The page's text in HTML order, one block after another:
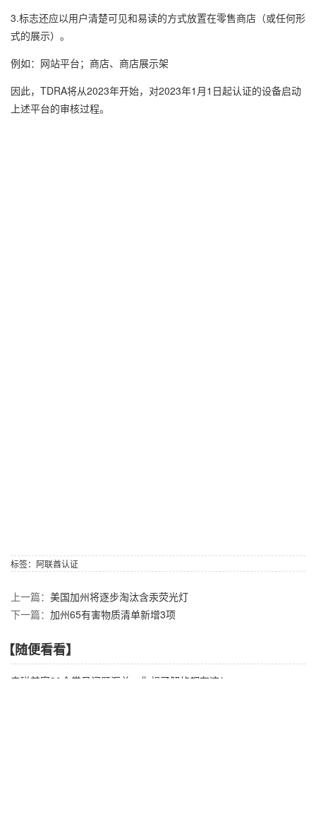
3.标志还应以用户清楚可见和易读的方式放置在零售商店（或任何形
式的展示）。
例如：网站平台；商店、商店展示架
因此，TDRA将从2023年开始，对2023年1月1日起认证的设备启动
上述平台的审核过程。
标签： 阿联酋认证
上一篇： 美国加州将逐步淘汰含汞荧光灯
下一篇： 加州65有害物质清单新增3项
【随便看看】
电磁兼容30个常见问题汇总，你想了解的都在这！